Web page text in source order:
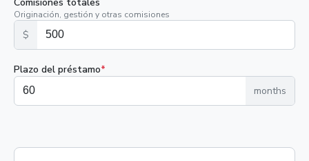
Originación, gestión y otras comisiones
$
Plazo del préstamo*
months